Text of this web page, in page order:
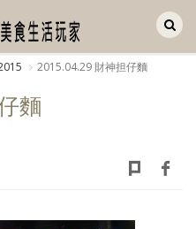
2015.04.29 財神担仔麵
麵